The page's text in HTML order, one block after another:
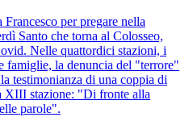
per pregare nella
Santo che torna al Colosseo,
Nelle quattordici stazioni, i
famiglie, la denuncia del "terrore"
testimonianza di una coppia di
XIII stazione: "Di fronte alla
parole".